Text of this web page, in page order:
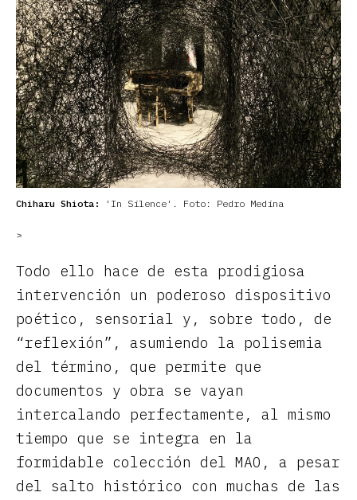
Chiharu Shiota: 'In Silence'. Foto: Pedro Medina
>
Todo ello hace de esta prodigiosa
intervención un poderoso dispositivo
poético, sensorial y, sobre todo, de
“reflexión”, asumiendo la polisemia
del término, que permite que
documentos y obra se vayan
intercalando perfectamente, al mismo
tiempo que se integra en la
formidable colección del MAO, a pesar
del salto histórico con muchas de las